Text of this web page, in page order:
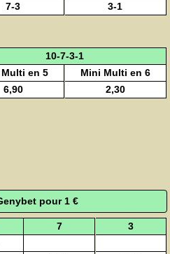
7-3 3-1
10-7-3-1
en 5
Mini Multi en 6
6,90 2,30
pour 1 €
7
3